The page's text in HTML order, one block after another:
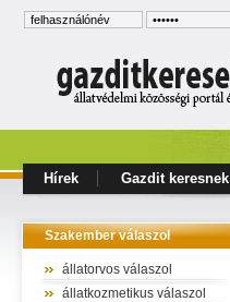
Hírek Gazdit keresnek
Szakember válaszol
állatorvos válaszol
állatkozmetikus válaszol